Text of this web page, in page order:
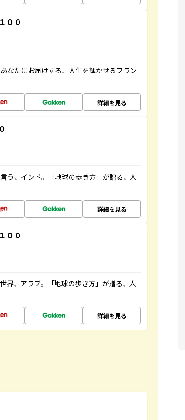
００
なたにお届けする、人生を輝かせるフラン
詳細を見る
う、インド。「地球の歩き方」が贈る、人
詳細を見る
００
界、アラブ。「地球の歩き方」が贈る、人
詳細を見る